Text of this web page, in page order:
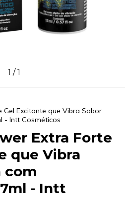
1 /1
Excitante que Vibra Sabor
- Intt Cosméticos
Extra Forte
que Vibra
com
- Intt